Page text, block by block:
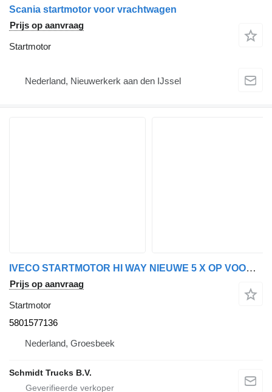
Scania startmotor voor vrachtwagen
Prijs op aanvraag
Startmotor
Nederland, Nieuwerkerk aan den IJssel
IVECO STARTMOTOR HI WAY NIEUWE 5 X OP VOORRAAD 5801577136 voor vrachtwagen
Prijs op aanvraag
Startmotor
5801577136
Nederland, Groesbeek
Schmidt Trucks B.V.